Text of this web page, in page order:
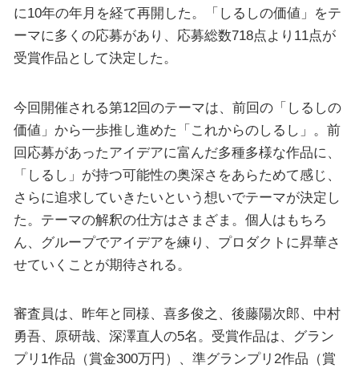
に10年の年月を経て再開した。「しるしの価値」をテ
ーマに多くの応募があり、応募総数718点より11点が
受賞作品として決定した。
今回開催される第12回のテーマは、前回の「しるしの
価値」から一歩推し進めた「これからのしるし」。前
回応募があったアイデアに富んだ多種多様な作品に、
「しるし」が持つ可能性の奥深さをあらためて感じ、
さらに追求していきたいという想いでテーマが決定し
た。テーマの解釈の仕方はさまざま。個人はもちろ
ん、グループでアイデアを練り、プロダクトに昇華さ
せていくことが期待される。
審査員は、昨年と同様、喜多俊之、後藤陽次郎、中村
勇吾、原研哉、深澤直人の5名。受賞作品は、グラン
プリ1作品（賞金300万円）、準グランプリ2作品（賞